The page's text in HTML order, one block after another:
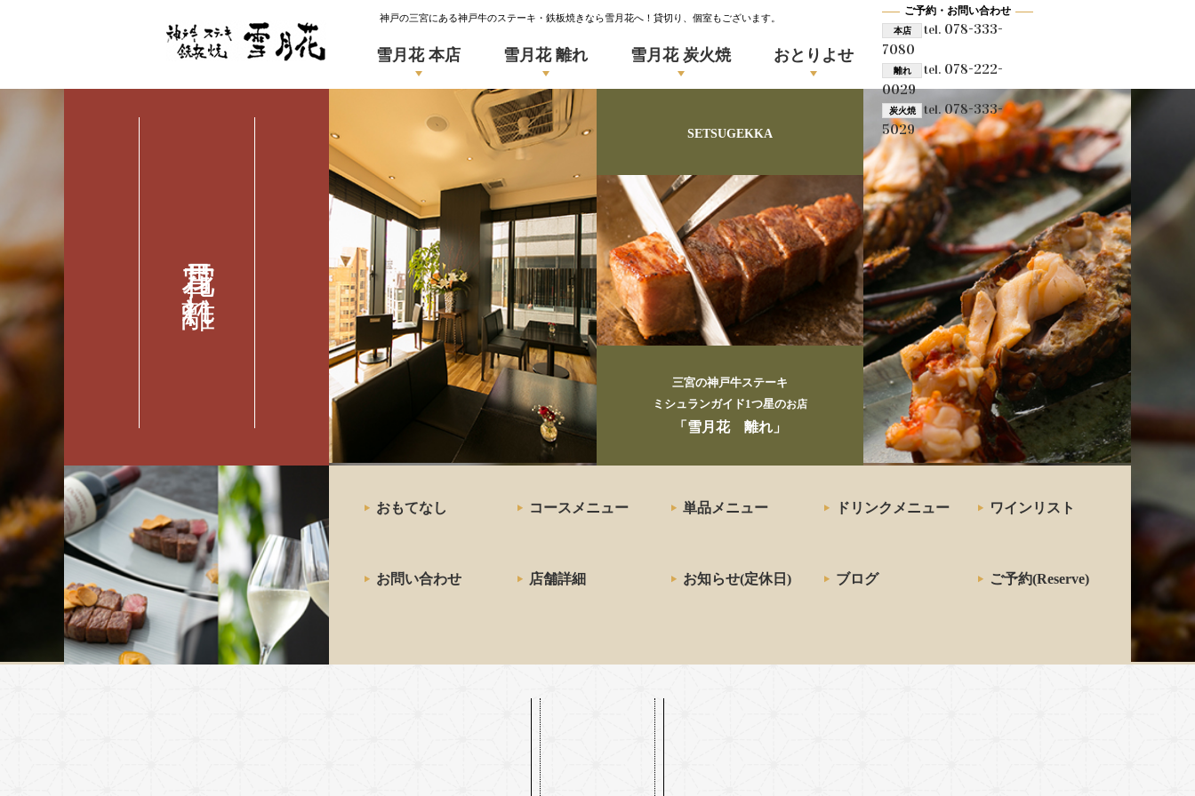
神戸の三宮にある神戸牛のステーキ・鉄板焼きなら雪月花へ！貸切り、個室もございます。
雪月花 本店 雪月花 離れ 雪月花 炭火焼 おとりよせ
ご予約・お問い合わせ
本店 tel. 078-333-
7080
離れ tel. 078-222-
0029
炭火焼 tel.078-333-
5029
雪月花 離れ
SETSUGEKKA
三宮の神戸牛ステーキ
ミシュランガイド1つ星のお店
「雪月花 離れ」
最高級の
神戸牛
ステーキ
おもてなし コースメニュー 単品メニュー ドリンクメニュー ワインリスト
お問い合わせ 店舗詳細 お知らせ(定休日) ブログ ご予約(Reserve)